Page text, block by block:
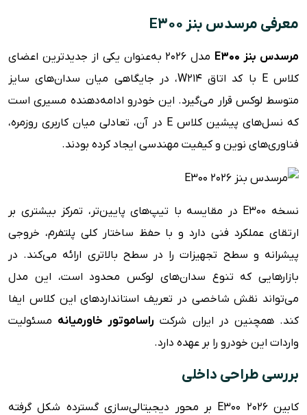
بررسی طراحی ظاهری و بدنه
پیشرانه و قوای فنی
ویژگی های رفاهی
مزایا و معایب
معرفی مرسدس بنز E300
مرسدس بنز E300
مدل ۲۰۲۶ به‌عنوان یکی از جدیدترین اعضای
کلاس E با کد اتاق W214، در جایگاهی میان سدان‌های سایز
متوسط لوکس قرار می‌گیرد. این خودرو ادامه‌دهنده مسیری است
که نسل‌های پیشین کلاس E در آن، تعادلی میان کاربری روزمره،
فناوری‌های نوین و کیفیت مهندسی ایجاد کرده بودند.
نسخه E300 در مقایسه با تیپ‌های پایین‌تر، تمرکز بیشتری بر
ارتقای عملکرد فنی دارد و با حفظ ساختار کلی پلتفرم، خروجی
پیشرانه و سطح تجهیزات را در سطح بالاتری ارائه می‌کند. در
بازارهایی که تنوع سدان‌های لوکس محدود است، این مدل
می‌تواند نقش شاخصی در تعریف استانداردهای این کلاس ایفا
کند. همچنین در ایران شرکت راساموتور خاورمیانه مسئولیت
واردات این خودرو را بر عهده دارد.
بررسی طراحی داخلی
کابین E300 ۲۰۲۶ بر محور دیجیتالی‌سازی گسترده شکل گرفته